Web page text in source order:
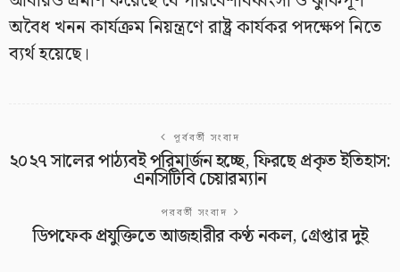
অবৈধ খনন কার্যক্রম নিয়ন্ত্রণে রাষ্ট্র কার্যকর পদক্ষেপ নিতে
ব্যর্থ হয়েছে।
পূর্ববর্তী সংবাদ
২০২৭ সালের পাঠ্যবই পরিমার্জন হচ্ছে, ফিরছে প্রকৃত ইতিহাস:
এনসিটিবি চেয়ারম্যান
পরবর্তী সংবাদ
ডিপফেক প্রযুক্তিতে আজহারীর কণ্ঠ নকল, গ্রেপ্তার দুই